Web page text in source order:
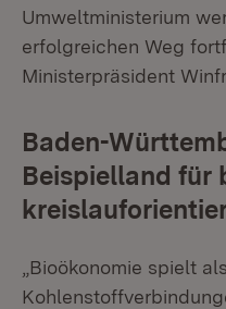
Umweltministerium
erfolgreichen Weg
Ministerpräsident
Baden-
Beispielland für
„Bioökonomie spielt